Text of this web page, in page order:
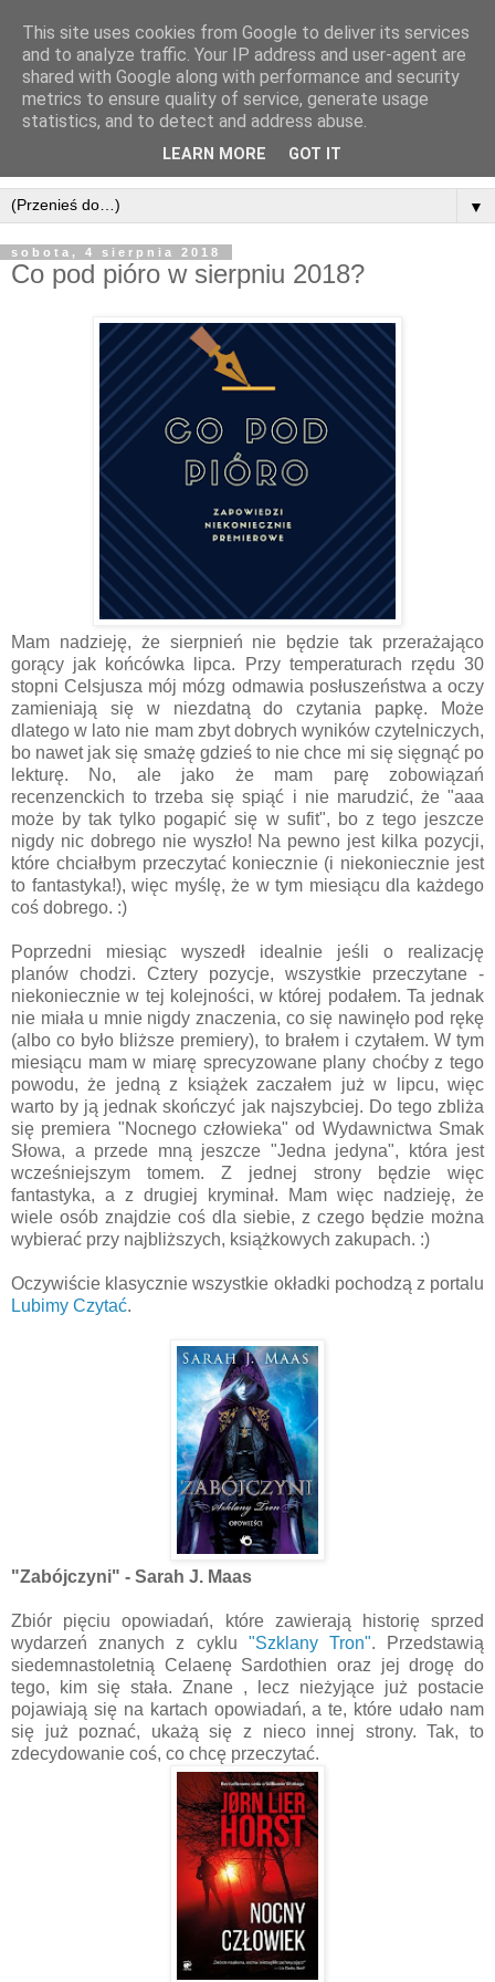
▼
sobota, 4 sierpnia 2018
Co pod pióro w sierpniu 2018?
Mam nadzieję, że sierpnień nie będzie tak przerażająco
gorący jak końcówka lipca. Przy temperaturach rzędu 30
stopni Celsjusza mój mózg odmawia posłuszeństwa a oczy
zamieniają się w niezdatną do czytania papkę. Może
dlatego w lato nie mam zbyt dobrych wyników czytelniczych,
bo nawet jak się smażę gdzieś to nie chce mi się sięgnąć po
lekturę. No, ale jako że mam parę zobowiązań
recenzenckich to trzeba się spiąć i nie marudzić, że "aaa
może by tak tylko pogapić się w sufit", bo z tego jeszcze
nigdy nic dobrego nie wyszło! Na pewno jest kilka pozycji,
które chciałbym przeczytać koniecznie (i niekoniecznie jest
to fantastyka!), więc myślę, że w tym miesiącu dla każdego
coś dobrego. :)
Poprzedni miesiąc wyszedł idealnie jeśli o realizację
planów chodzi. Cztery pozycje, wszystkie przeczytane -
niekoniecznie w tej kolejności, w której podałem. Ta jednak
nie miała u mnie nigdy znaczenia, co się nawinęło pod rękę
(albo co było bliższe premiery), to brałem i czytałem. W tym
miesiącu mam w miarę sprecyzowane plany choćby z tego
powodu, że jedną z książek zaczałem już w lipcu, więc
warto by ją jednak skończyć jak najszybciej. Do tego zbliża
się premiera "Nocnego człowieka" od Wydawnictwa Smak
Słowa, a przede mną jeszcze "Jedna jedyna", która jest
wcześniejszym tomem. Z jednej strony będzie więc
fantastyka, a z drugiej kryminał. Mam więc nadzieję, że
wiele osób znajdzie coś dla siebie, z czego będzie można
wybierać przy najbliższych, książkowych zakupach. :)
Oczywiście klasycznie wszystkie okładki pochodzą z portalu
Lubimy Czytać.
"Zabójczyni" - Sarah J. Maas
Zbiór pięciu opowiadań, które zawierają historię sprzed
wydarzeń znanych z cyklu "Szklany Tron". Przedstawią
siedemnastoletnią Celaenę Sardothien oraz jej drogę do
tego, kim się stała. Znane , lecz nieżyjące już postacie
pojawiają się na kartach opowiadań, a te, które udało nam
się już poznać, ukażą się z nieco innej strony. Tak, to
zdecydowanie coś, co chcę przeczytać.
This site uses cookies from Google to deliver its services
and to analyze traffic. Your IP address and user-agent are
shared with Google along with performance and security
metrics to ensure quality of service, generate usage
statistics, and to detect and address abuse.
LEARN MORE GOT IT